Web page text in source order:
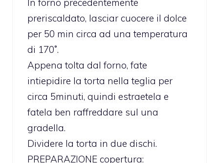
In forno precedentemente
preriscaldato, lasciar cuocere il dolce
per 50 min circa ad una temperatura
di 170˚.
Appena tolta dal forno, fate
intiepidire la torta nella teglia per
circa 5minuti, quindi estraetela e
fatela ben raffreddare sul una
gradella.
Dividere la torta in due dischi.
PREPARAZIONE copertura: